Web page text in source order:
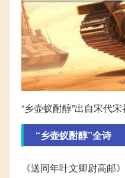
“乡壶蚁酎醇”出自宋代
“乡壶蚁酎醇”全诗
《送同年叶文卿尉高邮》